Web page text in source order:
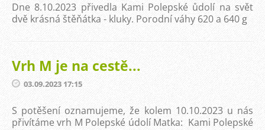
Dne 8.10.2023 přivedla Kami Polepské ůdolí na svět
dvě krásná štěňátka - kluky. Porodní váhy 620 a 640 g
Vrh M je na cestě...
03.09.2023 17:15
S potěšení oznamujeme, že kolem 10.10.2023 u nás
přivítáme vrh M Polepské údolí Matka: Kami Polepské